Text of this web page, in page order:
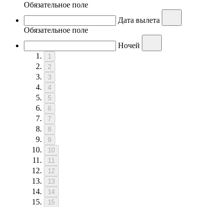
Обязательное поле
Дата вылета
Обязательное поле
Ночей
1
2
3
4
5
6
7
8
9
10
11
12
13
14
15